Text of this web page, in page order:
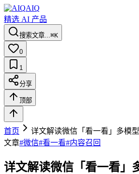
AIQ
精选 AI 产品
搜索文章...⌘K
0
1
分享
顶部
首页
详文解读微信「看一看」多模
文章#微信#看一看#内容召回
详文解读微信「看一看」